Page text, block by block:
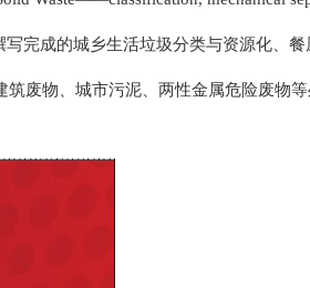
完成的城乡生活垃圾分类与资源化、
废物、城市污泥、两性金属危险废物